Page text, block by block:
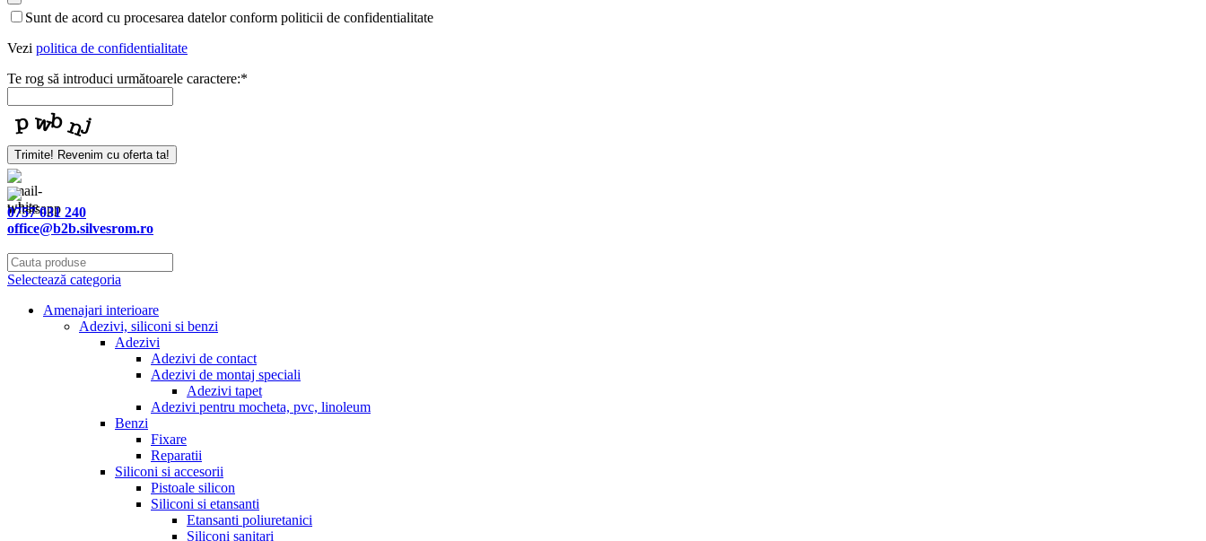
Sunt de acord cu procesarea datelor conform politicii de confidentialitate
Vezi politica de confidentialitate
Te rog să introduci următoarele caractere:*
Trimite! Revenim cu oferta ta!
0757 031 240
office@b2b.silvesrom.ro
Selectează categoria
Amenajari interioare
Adezivi, siliconi si benzi
Adezivi
Adezivi de contact
Adezivi de montaj speciali
Adezivi tapet
Adezivi pentru mocheta, pvc, linoleum
Benzi
Fixare
Reparatii
Siliconi si accesorii
Pistoale silicon
Siliconi si etansanti
Etansanti poliuretanici
Siliconi sanitari